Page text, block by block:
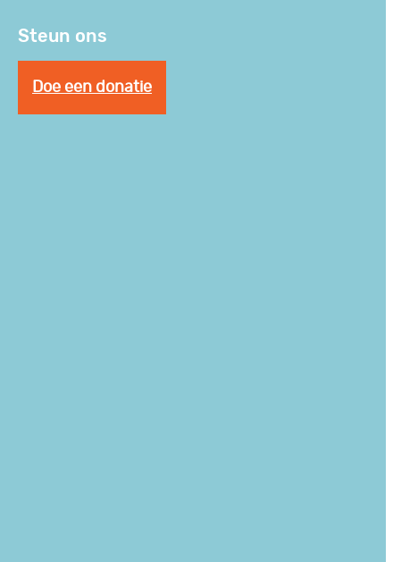
Steun ons
Doe een donatie